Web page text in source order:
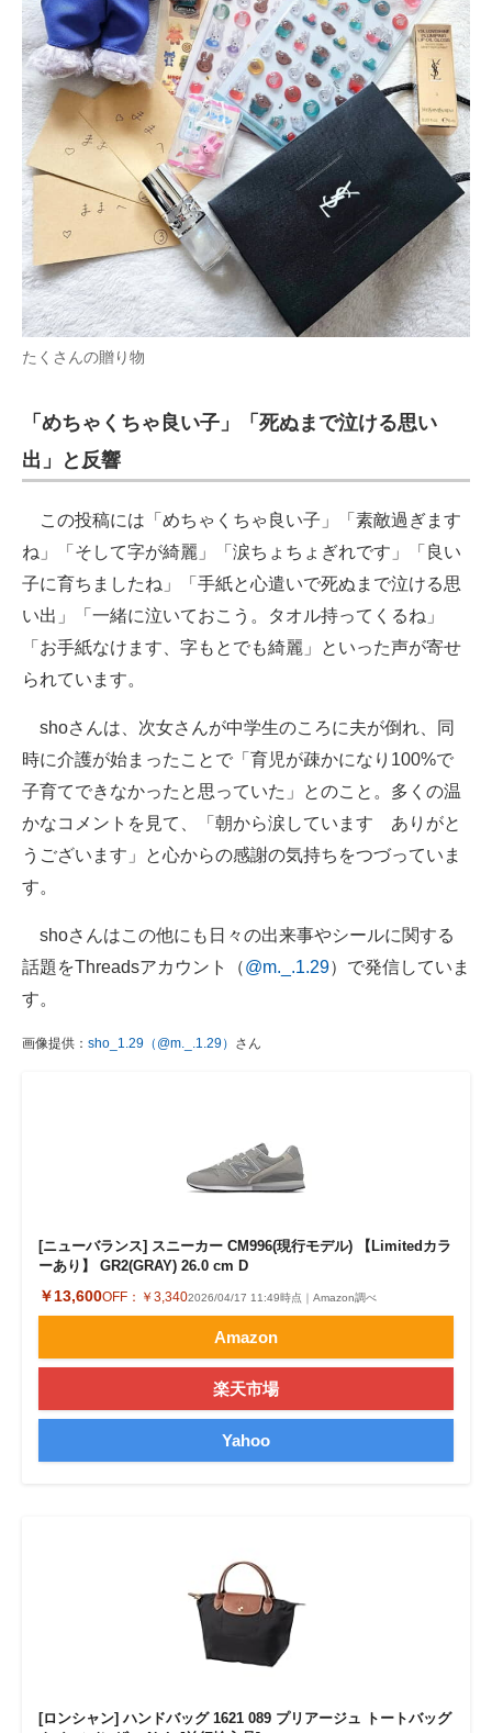
たくさんの贈り物
「めちゃくちゃ良い子」「死ぬまで泣ける思い
出」と反響
この投稿には「めちゃくちゃ良い子」「素敵過ぎます
ね」「そして字が綺麗」「涙ちょちょぎれです」「良い
子に育ちましたね」「手紙と心遣いで死ぬまで泣ける思
い出」「一緒に泣いておこう。タオル持ってくるね」
「お手紙なけます、字もとでも綺麗」といった声が寄せ
られています。
shoさんは、次女さんが中学生のころに夫が倒れ、同
時に介護が始まったことで「育児が疎かになり100%で
子育てできなかったと思っていた」とのこと。多くの温
かなコメントを見て、「朝から涙しています ありがと
うございます」と心からの感謝の気持ちをつづっていま
す。
shoさんはこの他にも日々の出来事やシールに関する
話題をThreadsアカウント（@m._.1.29）で発信していま
す。
画像提供： sho_1.29（@m._.1.29） さん
[ニューバランス] スニーカー CM996(現行モデル) 【Limitedカラ
ーあり】 GR2(GRAY) 26.0 cm D
￥13,600OFF： ￥3,3402026/04/17 11:49時点｜Amazon調べ
Amazon
楽天市場
Yahoo
[ロンシャン] ハンドバッグ 1621 089 プリアージュ トートバッグ